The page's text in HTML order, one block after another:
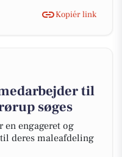
Kopiér link
til
søges
en engageret og
deres maleafdeling